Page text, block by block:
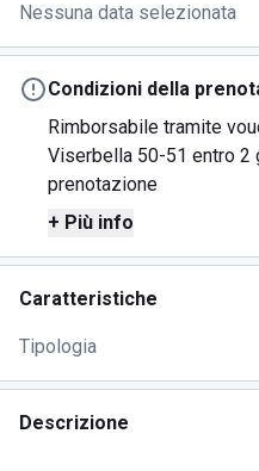
Nessuna data selezionata
Condizioni della
Rimborsabile tramite
Viserbella 50-51 entro 2
prenotazione
+ Più info
Caratteristiche
Tipologia
Descrizione